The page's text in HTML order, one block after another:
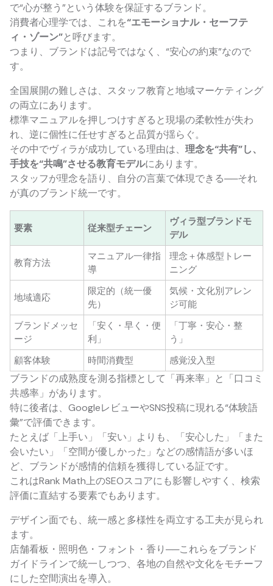
で“心が整う”という体験を保証するブランド。
消費者心理学では、これを“エモーショナル・セーフテ
ィ・ゾーン”と呼びます。
つまり、ブランドは記号ではなく、“安心の約束”なので
す。
全国展開の難しさは、スタッフ教育と地域マーケティング
の両立にあります。
標準マニュアルを押しつけすぎると現場の柔軟性が失わ
れ、逆に個性に任せすぎると品質が揺らぐ。
その中でヴィラが成功している理由は、 理念を“共有”し、
手技を“共鳴”させる教育モデルにあります。
スタッフが理念を語り、自分の言葉で体現できる──それ
が真のブランド統一です。
要素 従来型チェーン
ヴィラ型ブランドモ
デル
教育方法
マニュアル一律指
導
理念＋体感型トレー
ニング
地域適応
限定的（統一優
先）
気候・文化別アレン
ジ可能
ブランドメッセ
ージ
「安く・早く・便
利」
「丁寧・安心・整
う」
顧客体験
時間消費型 感覚没入型
ブランドの成熟度を測る指標として「再来率」と「口コミ
共感率」があります。
特に後者は、GoogleレビューやSNS投稿に現れる“体験語
彙”で評価できます。
たとえば「上手い」「安い」よりも、「安心した」「また
会いたい」「空間が優しかった」などの感情語が多いほ
ど、ブランドが感情的信頼を獲得している証です。
これはRank Math上のSEOスコアにも影響しやすく、検索
評価に直結する要素でもあります。
デザイン面でも、統一感と多様性を両立する工夫が見られ
ます。
店舗看板・照明色・フォント・香り──これらをブランド
ガイドラインで統一しつつ、各地の自然や文化をモチーフ
にした空間演出を導入。